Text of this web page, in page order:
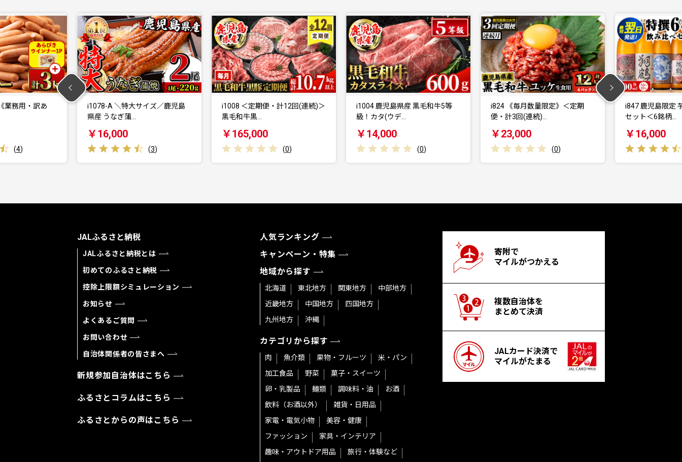
サイズ／鹿児島
(3
i1008 ＜定期便・計12回(連続)＞
黒毛和牛黒…
￥165,000
(0
i1004 鹿児島県産 黒毛和牛5等
級！カタ(ウデ…
￥14,000
(0
i824 《毎月数量限定》＜定期
便・計3回(連続)…
￥23,000
(0
i847 鹿児島限定 芋焼酎飲み比べ
セット＜6銘柄…
￥16,000
(7
i505 鹿児島県
セット(約140…
￥14,000
JALふるさと納税
JALふるさと納税とは
初めてのふるさと納税
控除上限額シミュレーション
お知らせ
よくあるご質問
お問い合わせ
自治体関係者の皆さまへ
新規参加自治体はこちら
ふるさとコラムはこちら
ふるさとからの声はこちら
人気ランキング
キャンペーン・特集
地域から探す
北海道 東北地方 関東地方
中部地方
近畿地方
中国地方
四国地方
九州地方
沖縄
カテゴリから探す
肉 魚介類 果物・フルーツ
米・パン
加工食品
野菜
菓子・スイーツ
卵・乳製品
麺類 調味料・油
お酒
飲料（お酒以外）
雑貨・日用品
家電・電気小物
美容・健康
ファッション
家具・インテリア
趣味・アウトドア用品
旅行・体験など
寄附で
マイルがつかえる
複数自治体を
まとめて決済
JALカード決済で
マイルがたまる